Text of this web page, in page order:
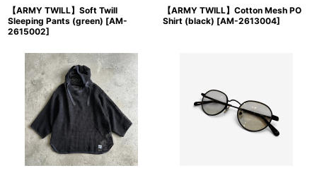
【ARMY TWILL】Soft Twill
Sleeping Pants (green) [AM-
2615002]
【ARMY TWILL】Cotton Mesh PO
Shirt (black) [AM-2613004]